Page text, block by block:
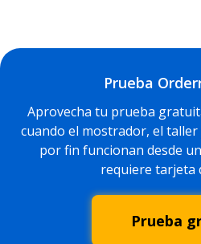
Prueba
Aprovecha tu prueba
cuando el mostrador, el
por fin funcionan desde
requiere tarjeta
Prueba